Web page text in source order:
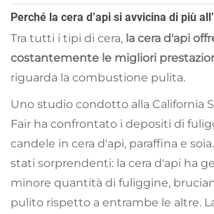
Perché la cera d’api si avvicina di più
Tra tutti i tipi di cera, la cera d'api
costantemente le migliori
riguarda la combustione pulita.
Uno studio condotto alla California
Fair ha confrontato i depositi di
candele in cera d'api, paraffina e
stati sorprendenti: la cera d'api ha
minore quantità di fuliggine,
pulito rispetto a entrambe le altre.